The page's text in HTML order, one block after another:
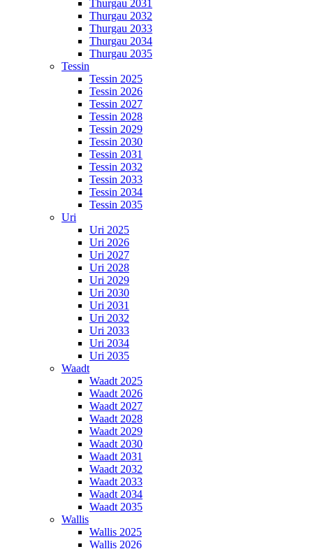
Thurgau 2031
Thurgau 2032
Thurgau 2033
Thurgau 2034
Thurgau 2035
Tessin
Tessin 2025
Tessin 2026
Tessin 2027
Tessin 2028
Tessin 2029
Tessin 2030
Tessin 2031
Tessin 2032
Tessin 2033
Tessin 2034
Tessin 2035
Uri
Uri 2025
Uri 2026
Uri 2027
Uri 2028
Uri 2029
Uri 2030
Uri 2031
Uri 2032
Uri 2033
Uri 2034
Uri 2035
Waadt
Waadt 2025
Waadt 2026
Waadt 2027
Waadt 2028
Waadt 2029
Waadt 2030
Waadt 2031
Waadt 2032
Waadt 2033
Waadt 2034
Waadt 2035
Wallis
Wallis 2025
Wallis 2026